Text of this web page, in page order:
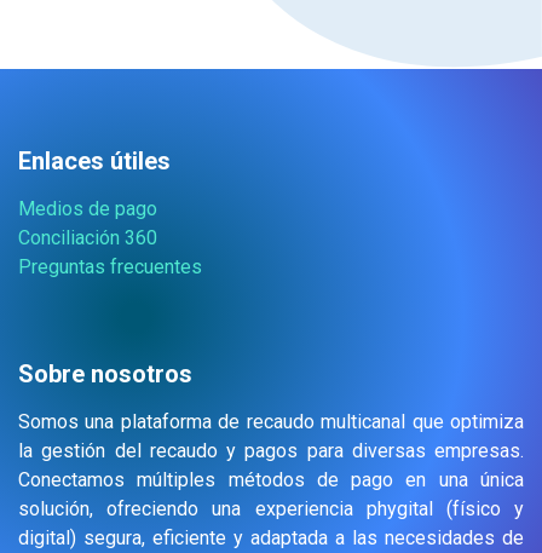
Enlaces útiles
Medios de pago
Conciliación 360
Preguntas frecuentes
Sobre nosotros
Somos una plataforma de recaudo multicanal que optimiza
la gestión del recaudo y pagos para diversas empresas.
Conectamos múltiples métodos de pago en una única
solución, ofreciendo una experiencia phygital (físico y
digital) segura, eficiente y adaptada a las necesidades de